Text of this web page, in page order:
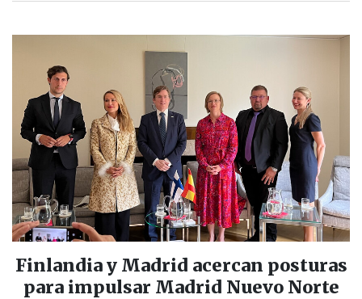
Finlandia y Madrid acercan posturas
para impulsar Madrid Nuevo Norte